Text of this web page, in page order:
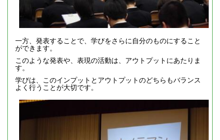
一方、発表することで、学びをさらに自分のものにすること
ができます。
このような発表や、表現の活動は、アウトプットにあたりま
す。
学びは、このインプットとアウトプットのどちらもバランス
よく行うことが大切です。